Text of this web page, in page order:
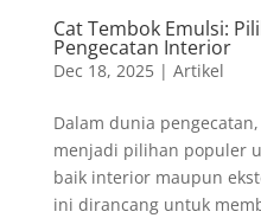
Cat Tembok Emulsi:
Pengecatan Interior
Dec 18, 2025| Artikel
Dalam dunia
menjadi pilihan populer
baik interior maupun
ini dirancang untuk